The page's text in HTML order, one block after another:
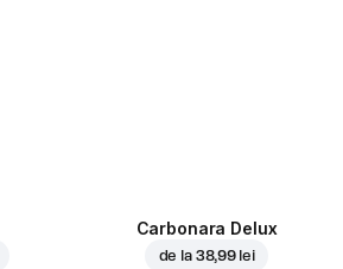
Carbonara Delux
de la 38,99 lei